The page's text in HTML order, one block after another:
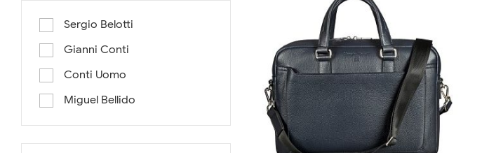
Sergio Belotti
Gianni Conti
Conti Uomo
Miguel Bellido